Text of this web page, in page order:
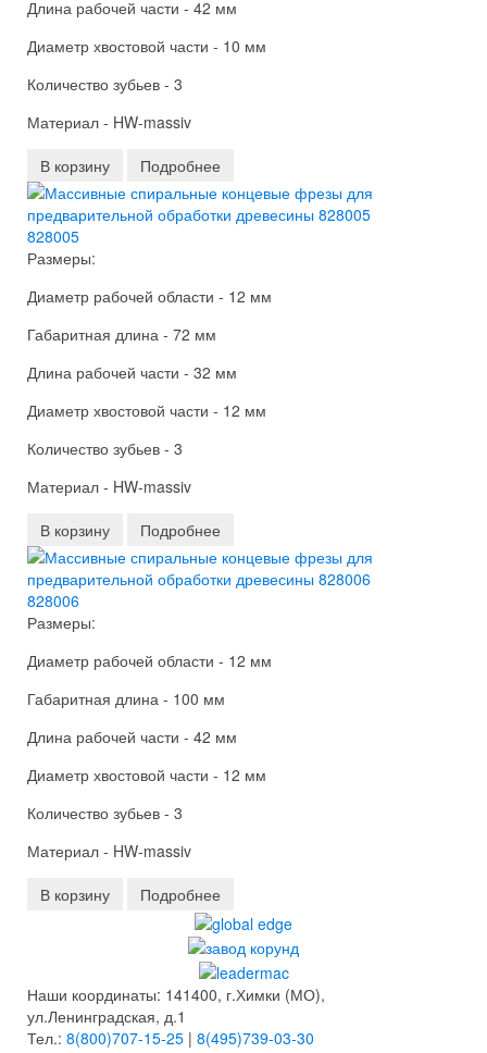
Длина рабочей части - 42 мм
Диаметр хвостовой части - 10 мм
Количество зубьев - 3
Материал - HW-massiv
В корзину
Подробнее
828005
Размеры:
Диаметр рабочей области - 12 мм
Габаритная длина - 72 мм
Длина рабочей части - 32 мм
Диаметр хвостовой части - 12 мм
Количество зубьев - 3
Материал - HW-massiv
В корзину
Подробнее
828006
Размеры:
Диаметр рабочей области - 12 мм
Габаритная длина - 100 мм
Длина рабочей части - 42 мм
Диаметр хвостовой части - 12 мм
Количество зубьев - 3
Материал - HW-massiv
В корзину
Подробнее
Наши координаты: 141400, г.Химки (МО),
ул.Ленинградская, д.1
Тел.: 8(800)707-15-25 | 8(495)739-03-30